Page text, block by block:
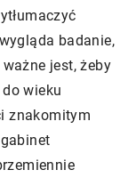
badanie,
jest, żeby
wieku
znakomitym